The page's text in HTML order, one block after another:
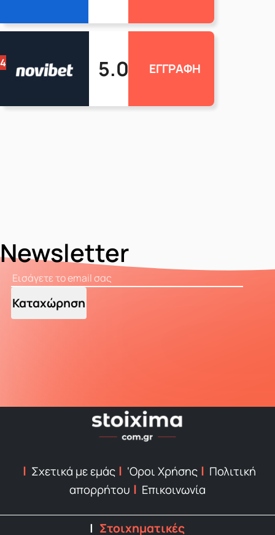
4 5.0 ΕΓΓΡΑΦΗ
Newsletter
Καταχώρηση
Σχετικά με εμάς ‘Οροι Χρήσης
Πολιτική
απορρήτου
Επικοινωνία
Στοιχηματικές